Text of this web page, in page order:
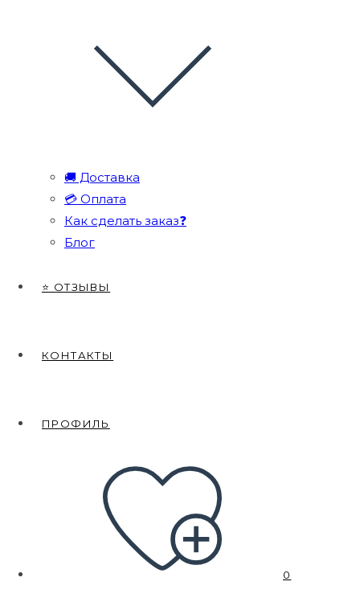
🚚 Доставка
💳 Оплата
Как сделать заказ❓
Блог
⭐ ОТЗЫВЫ
КОНТАКТЫ
ПРОФИЛЬ
0